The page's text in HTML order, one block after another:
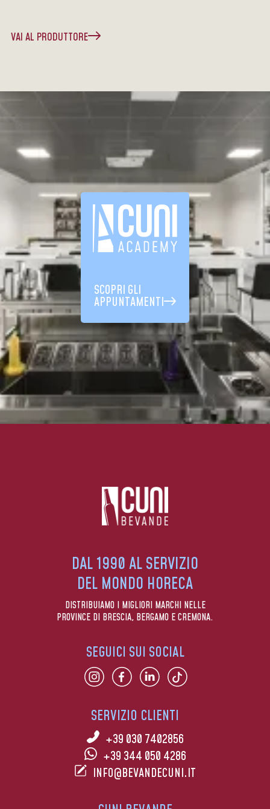
VAI AL PRODUTTORE
SCOPRI GLI
APPUNTAMENTI
DAL 1990 AL SERVIZIO
DEL MONDO HORECA
DISTRIBUIAMO I MIGLIORI MARCHI NELLE
PROVINCE DI BRESCIA, BERGAMO E CREMONA.
SERVIZIO CLIENTI
+39 030 7402856
+39 344 050 4286
INFO@BEVANDECUNI.IT
SEGUICI SUI SOCIAL